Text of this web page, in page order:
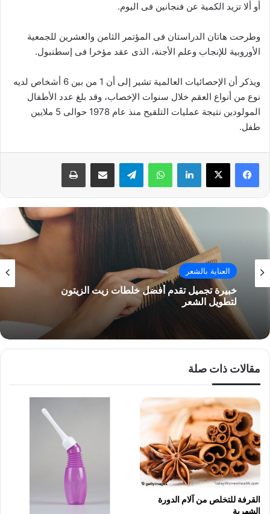
أو ألا تزيد الكمية عن فنجانين فى اليوم.
وطرحت هاتان الدراستان فى المؤتمر الثامن والعشرين للجمعية
الأوروبية للإنجاب وعلم الأجنة، الذى عقد مؤخرا فى إسطنبول.
ويذكر أن الإحصائيات العالمية تشير إلى أن 1 من بين 6 أشخاص لديه
نوع من أنواع العقم خلال سنوات الإخصاب، وقد بلغ عدد الأطفال
المولودين نتيجة عمليات التلقيح منذ عام 1978 حوالى 5 ملايين
طفل.
فيسبوك لينكدإن واتساب
العناية بالشعر
خبيرة تجميل تقدم أفضل خلطات زيت الزيتون
لتطويل الشعر
مقالات ذات صلة
القرفة للتخلص من آلام الدورة
الشهرية